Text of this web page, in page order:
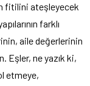
fitilini ateşleyecek
farklı
aile değerlerinin
Eşler, ne yazık ki,
etmeye,